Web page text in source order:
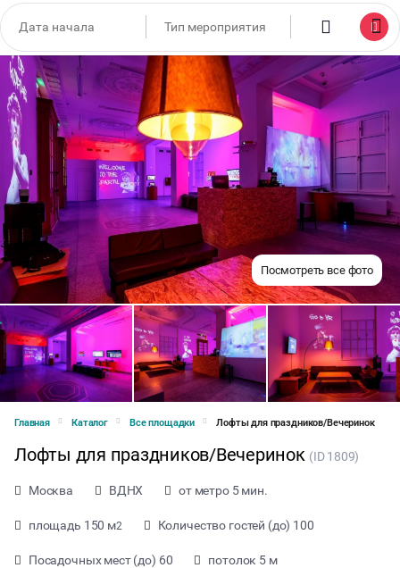
Посмотреть все фото
Главная Каталог Все площадки Лофты для праздников/Вечеринок
Лофты для праздников/Вечеринок (ID 1809)
Москва ВДНХ от метро 5 мин.
площадь 150 м2 Количество гостей (до) 100
Посадочных мест (до) 60 потолок 5 м